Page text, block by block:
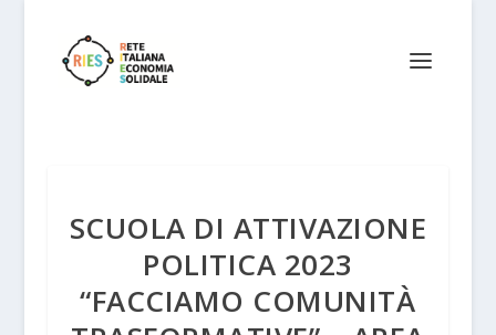
SCUOLA DI ATTIVAZIONE
POLITICA 2023
“FACCIAMO COMUNITÀ